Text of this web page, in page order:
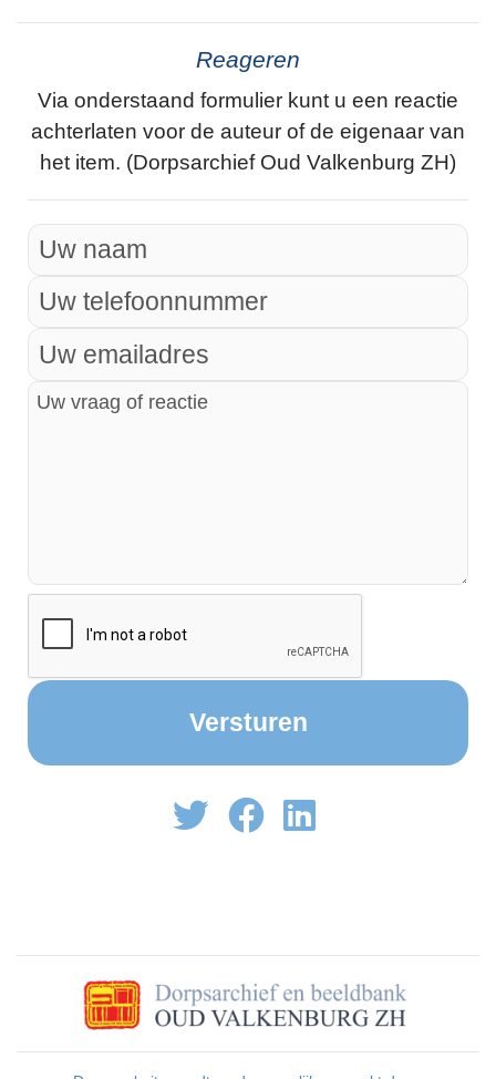
Reageren
Via onderstaand formulier kunt u een reactie
achterlaten voor de auteur of de eigenaar van
het item. (Dorpsarchief Oud Valkenburg ZH)